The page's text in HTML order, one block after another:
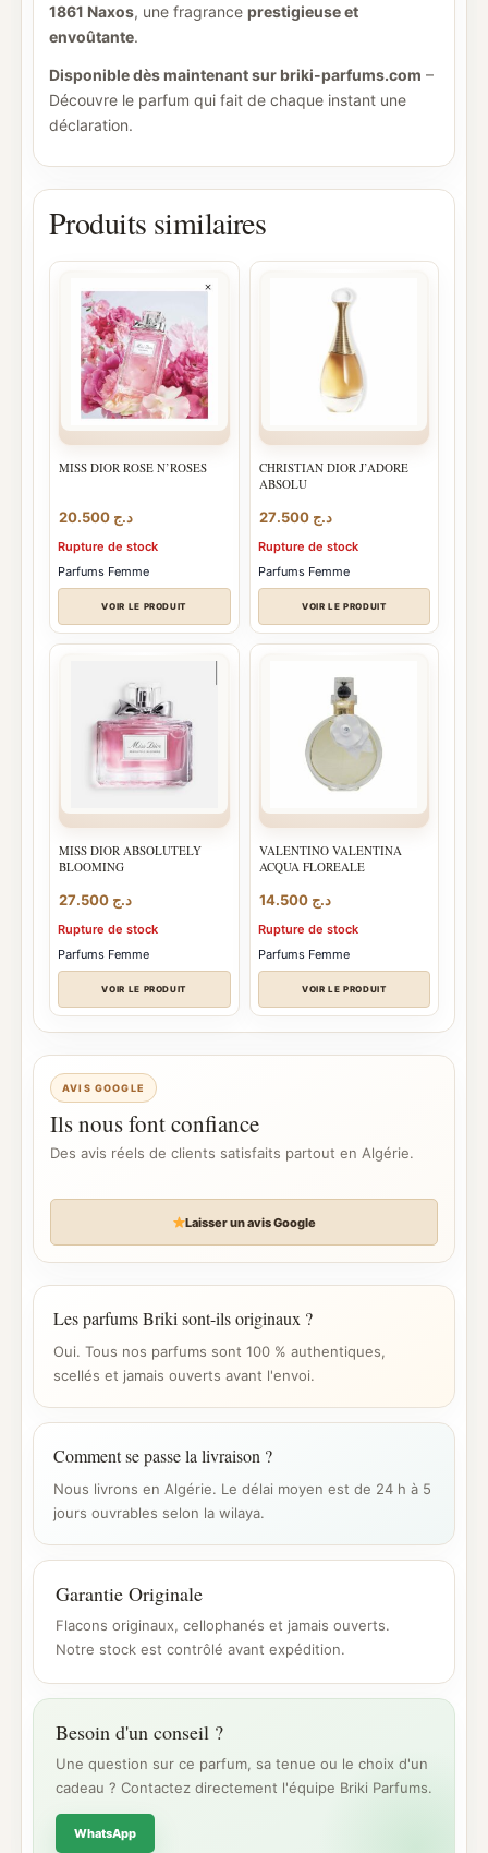
1861 Naxos, une fragrance prestigieuse et
envoûtante.
Disponible dès maintenant sur briki-parfums.com –
Découvre le parfum qui fait de chaque instant une
déclaration.
Produits similaires
MISS DIOR ROSE N’ROSES
د.ج
Rupture de stock
Parfums Femme
VOIR LE PRODUIT
CHRISTIAN DIOR J’ADORE
ABSOLU
د.ج 27.500
Rupture de stock
Parfums Femme
VOIR LE PRODUIT
MISS DIOR ABSOLUTELY
BLOOMING
د.ج
Rupture de stock
Parfums Femme
VOIR LE PRODUIT
VALENTINO VALENTINA
ACQUA FLOREALE
د.ج 14.500
Rupture de stock
Parfums Femme
VOIR LE PRODUIT
AVIS GOOGLE
Ils nous font confiance
Des avis réels de clients satisfaits partout en Algérie.
Laisser un avis Google
Les parfums Briki sont-ils originaux ?
Oui. Tous nos parfums sont 100 % authentiques,
scellés et jamais ouverts avant l'envoi.
Comment se passe la livraison ?
Nous livrons en Algérie. Le délai moyen est de 24 h à 5
jours ouvrables selon la wilaya.
Garantie Originale
Flacons originaux, cellophanés et jamais ouverts.
Notre stock est contrôlé avant expédition.
Besoin d'un conseil ?
Une question sur ce parfum, sa tenue ou le choix d'un
cadeau ? Contactez directement l'équipe Briki Parfums.
WhatsApp